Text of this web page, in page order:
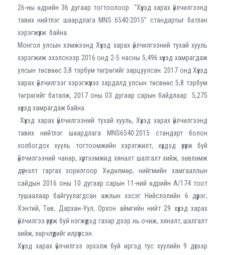
26-ны өдрийн 36 дугаар тогтоолоор “Хүүхэд харах үйлчилгээнд
тавих нийтлэг шаардлага MNS 6540:2015” стандартыг батлан
хэрэгжүүлж байна.
Монгол улсын хэмжээнд Хүүхэд харах үйлчилгээний тухай хууль
хэрэгжиж эхэлснээр 2016 онд 2-5 насны 5,496 хүүхэд хамрагдаж
улсын төсвөөс 3,8 тэрбум төгрөгийг зарцуулсан. 2017 онд Хүүхэд
харах үйлчилгээг хэрэгжүүлэх зардалд улсын төсвөөс 5,8 тэрбум
төгрөгийг баталж, 2017 оны 03 дугаар сарын байдлаар 5,275
хүүхэд хамрагдаж байна.
Хүүхэд харах үйлчилгээний тухай хууль, Хүүхэд харах үйлчилгээнд
тавих нийтлэг шаардлага MNS6540:2015 стандарт болон
холбогдох хууль тогтоомжийн хэрэгжилт, хүүхдэд үзүүлж буй
үйлчилгээний чанар, хүртээмжид хяналт шалгалт хийж, зөвлөмж
дүгнэлт гаргах зорилгоор Хөдөлмөр, нийгмийн хамгааллын
сайдын 2016 оны 10 дугаар сарын 11-ний өдрийн А/174 тоот
тушаалаар байгуулагдсан ажлын хэсэг Нийслэлийн 6 дүүрэг,
Хэнтий, Төв, Дархан-Уул, Орхон аймгийн нийт 29 хүүхэд харах
үйлчилгээ үзүүлж буй нэгжүүдэд газар дээр нь очиж, хяналт, шалгалт
хийж, зөрчлүүдийг илрүүлсэн.
Хүүхэд харах үйлчилгээ эрхэлж буй иргэд тус хуулийн 9 дүгээр